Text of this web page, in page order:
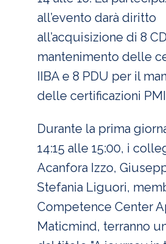
all’evento darà diritto
all’acquisizione di 8
mantenimento delle
IIBA e 8 PDU per il
delle certificazioni
Durante la prima
14:15 alle 15:00, i
Acanfora Izzo,
Stefania Liguori,
Competence Center
Maticmind, terranno